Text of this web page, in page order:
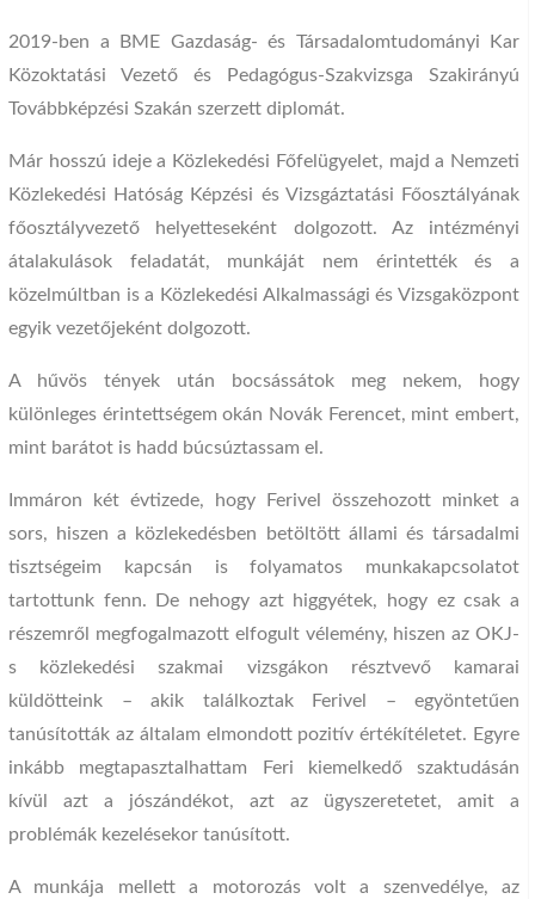
2019-ben a BME Gazdaság- és Társadalomtudományi Kar
Közoktatási Vezető és Pedagógus-Szakvizsga Szakirányú
Továbbképzési Szakán szerzett diplomát.
Már hosszú ideje a Közlekedési Főfelügyelet, majd a Nemzeti
Közlekedési Hatóság Képzési és Vizsgáztatási Főosztályának
főosztályvezető helyetteseként dolgozott. Az intézményi
átalakulások feladatát, munkáját nem érintették és a
közelmúltban is a Közlekedési Alkalmassági és Vizsgaközpont
egyik vezetőjeként dolgozott.
A hűvös tények után bocsássátok meg nekem, hogy
különleges érintettségem okán Novák Ferencet, mint embert,
mint barátot is hadd búcsúztassam el.
Immáron két évtizede, hogy Ferivel összehozott minket a
sors, hiszen a közlekedésben betöltött állami és társadalmi
tisztségeim kapcsán is folyamatos munkakapcsolatot
tartottunk fenn. De nehogy azt higgyétek, hogy ez csak a
részemről megfogalmazott elfogult vélemény, hiszen az OKJ-
s közlekedési szakmai vizsgákon résztvevő kamarai
küldötteink – akik találkoztak Ferivel – egyöntetűen
tanúsították az általam elmondott pozitív értékítéletet. Egyre
inkább megtapasztalhattam Feri kiemelkedő szaktudásán
kívül azt a jószándékot, azt az ügyszeretetet, amit a
problémák kezelésekor tanúsított.
A munkája mellett a motorozás volt a szenvedélye, az